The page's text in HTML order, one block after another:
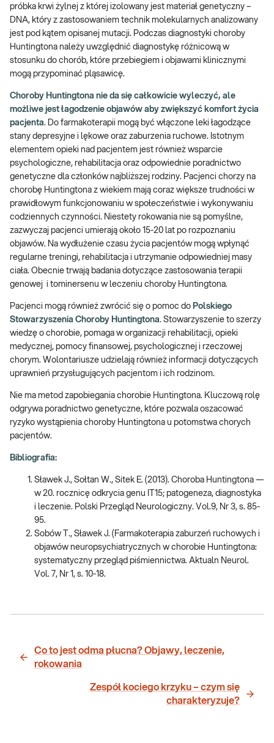
próbka krwi żylnej z której izolowany jest materiał genetyczny –
DNA, który z zastosowaniem technik molekularnych analizowany
jest pod kątem opisanej mutacji. Podczas diagnostyki choroby
Huntingtona należy uwzględnić diagnostykę różnicową w
stosunku do chorób, które przebiegiem i objawami klinicznymi
mogą przypominać pląsawicę.
Choroby Huntingtona nie da się całkowicie wyleczyć, ale
możliwe jest łagodzenie objawów aby zwiększyć komfort życia
pacjenta. Do farmakoterapii mogą być włączone leki łagodzące
stany depresyjne i lękowe oraz zaburzenia ruchowe. Istotnym
elementem opieki nad pacjentem jest również wsparcie
psychologiczne, rehabilitacja oraz odpowiednie poradnictwo
genetyczne dla członków najbliższej rodziny. Pacjenci chorzy na
chorobę Huntingtona z wiekiem mają coraz większe trudności w
prawidłowym funkcjonowaniu w społeczeństwie i wykonywaniu
codziennych czynności. Niestety rokowania nie są pomyślne,
zazwyczaj pacjenci umierają około 15-20 lat po rozpoznaniu
objawów. Na wydłużenie czasu życia pacjentów mogą wpłynąć
regularne treningi, rehabilitacja i utrzymanie odpowiedniej masy
ciała. Obecnie trwają badania dotyczące zastosowania terapii
genowej i tominersenu w leczeniu choroby Huntingtona.
Pacjenci mogą również zwrócić się o pomoc do Polskiego
Stowarzyszenia Choroby Huntingtona. Stowarzyszenie to szerzy
wiedzę o chorobie, pomaga w organizacji rehabilitacji, opieki
medycznej, pomocy finansowej, psychologicznej i rzeczowej
chorym. Wolontariusze udzielają również informacji dotyczących
uprawnień przysługujących pacjentom i ich rodzinom.
Nie ma metod zapobiegania chorobie Huntingtona. Kluczową rolę
odgrywa poradnictwo genetyczne, które pozwala oszacować
ryzyko wystąpienia choroby Huntingtona u potomstwa chorych
pacjentów.
Bibliografia:
Sławek J., Sołtan W., Sitek E. (2013). Choroba Huntingtona —
w 20. rocznicę odkrycia genu IT15; patogeneza, diagnostyka
i leczenie. Polski Przegląd Neurologiczny. Vol.9, Nr 3, s. 85-
95.
Sobów T., Sławek J. (Farmakoterapia zaburzeń ruchowych i
objawów neuropsychiatrycznych w chorobie Huntingtona:
systematyczny przegląd piśmiennictwa. Aktualn Neurol.
Vol. 7, Nr 1, s. 10-18.
Co to jest odma płucna? Objawy, leczenie,
rokowania
Zespół kociego krzyku – czym się
charakteryzuje?